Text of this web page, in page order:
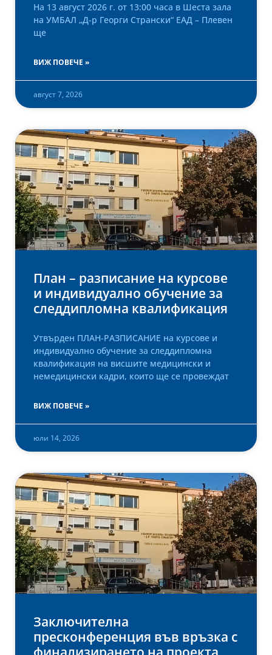
На 13 август 2026 г. от 13:00 часа в Шеста зала
на УМБАЛ „Д-р Георги Странски“ ЕАД – Плевен
ще
ВИЖ ПОВЕЧЕ »
август 7, 2026
План – разписание на курсове
и индивидуално обучение за
следдипломна квалификация
Утвърден ПЛАН-РАЗПИСАНИЕ на курсове и
индивидуално обучение за следдипломна
квалификация на висшите медицински и
немедицински кадри, които ще се провеждат
ВИЖ ПОВЕЧЕ »
юли 14, 2026
Заключителна
пресконференция във връзка с